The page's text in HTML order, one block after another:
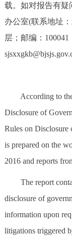
12345网上接诉
参与调查
多语种
ENGLISH
DEUTSCH
载。如对报告有疑
办公室(联系地址
层；邮编：100041
According to the
Disclosure of
Rules on Disclosure
is prepared on the
2016 and reports
The report
disclosure of
information upon
litigations triggered